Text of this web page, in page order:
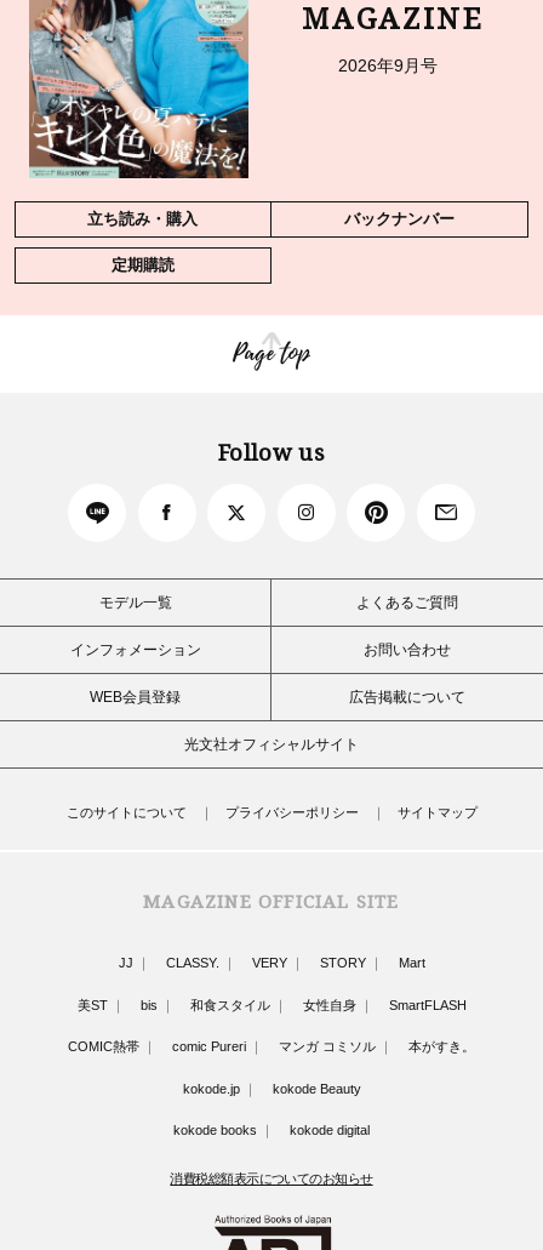
MAGAZINE
2026年9月号
立ち読み・購入 バックナンバー
定期購読
Page top
Follow us
モデル一覧 よくあるご質問
インフォメーション お問い合わせ
WEB会員登録 広告掲載について
光文社オフィシャルサイト
このサイトについて プライバシーポリシー サイトマップ
MAGAZINE OFFICIAL SITE
JJ CLASSY. VERY STORY Mart
美ST bis 和食スタイル 女性自身 SmartFLASH
COMIC熱帯 comic Pureri マンガ コミソル 本がすき。
kokode.jp kokode Beauty
kokode books kokode digital
消費税総額表示についてのお知らせ